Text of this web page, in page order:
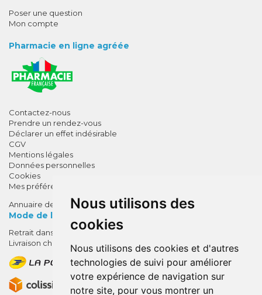
Nous utilisons des
cookies
Nous utilisons des cookies et d'autres
technologies de suivi pour améliorer
votre expérience de navigation sur
notre site, pour vous montrer un
Poser une question
Mon compte
Pharmacie en ligne agréée
Contactez-nous
Prendre un rendez-vous
Déclarer un effet indésirable
CGV
Mentions légales
Données personnelles
Cookies
Mes préférences Cookies
Annuaire des pharmacies
Mode de livraison
Retrait dans la pharmacie
Livraison chez vous
SUR VOTRE 1ÈRE COMMANDE*
AVEC LE CODE
BIENVENUE10